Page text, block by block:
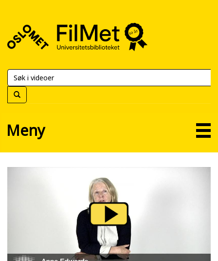
FilMet
Universitetsbiblioteket
Meny